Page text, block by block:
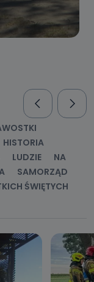
HISTORIA
LUDZIE
NA
SAMORZĄD
ŚWIĘTYCH